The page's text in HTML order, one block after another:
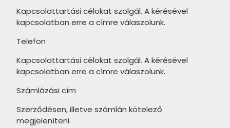
DOMINO Credo termékcsalád
DOMINO Gris termékcsalád
DOMINO Tempre Beige
termékcsalád
DOMINO Micare termékcsalád
DOMINO Rainforest termékcsalád
termékcsalád
CERSANIT Birch Wood
termékcsalád
CERSANIT Serenity termékcsalád
CERSANIT Chesterwood
termékcsalád
CERSANIT Fog termékcsalád
Kapcsolattartási célokat szolgál. A kérésével
kapcsolatban erre a címre válaszolunk.
Telefon
Kapcsolattartási célokat szolgál. A kérésével
kapcsolatban erre a címre válaszolunk.
Számlázási cím
Szerződésen, illetve számlán kötelező
megjeleníteni.